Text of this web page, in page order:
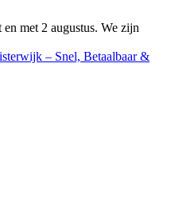
met 2 augustus. We zijn